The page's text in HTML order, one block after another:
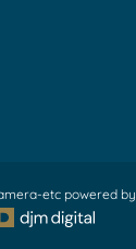
etc powered by